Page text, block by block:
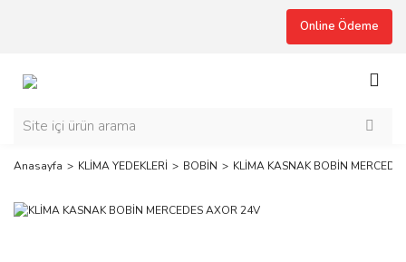
Online Ödeme
Anasayfa KLİMA YEDEKLERİ BOBİN KLİMA KASNAK BOBİN